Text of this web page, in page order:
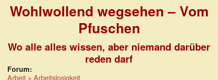
Wohlwollend wegsehen – Vom
Pfuschen
Wo alle alles wissen, aber niemand darüber
reden darf
Forum:
Arbeit + Arbeitslosigkeit